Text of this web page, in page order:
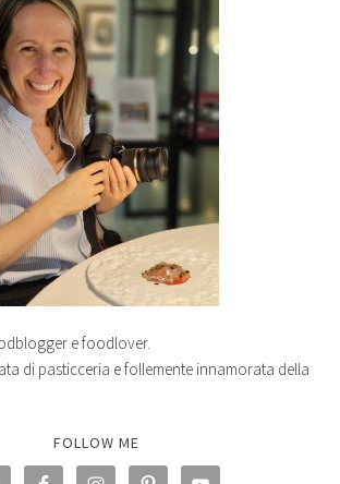
e foodlover.
di pasticceria e follemente innamorata della
FOLLOW ME